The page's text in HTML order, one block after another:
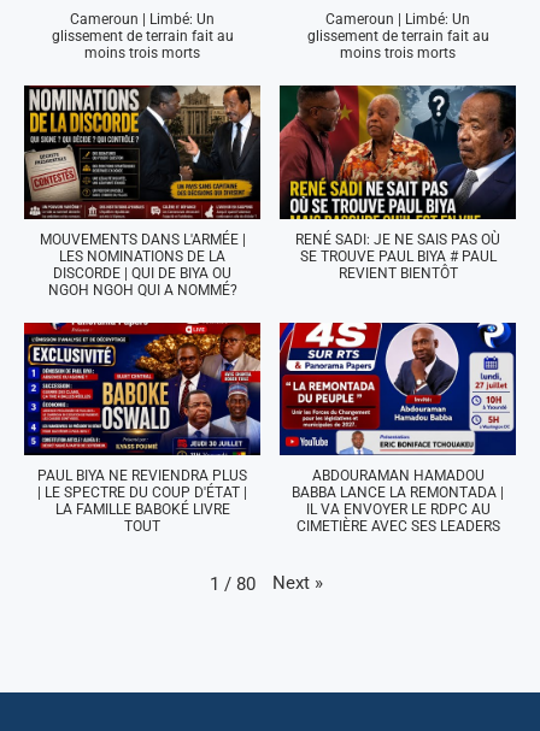
Cameroun | Limbé: Un
glissement de terrain fait au
moins trois morts
Cameroun | Limbé: Un
glissement de terrain fait au
moins trois morts
MOUVEMENTS DANS L'ARMÉE |
LES NOMINATIONS DE LA
DISCORDE | QUI DE BIYA OU
NGOH NGOH QUI A NOMMÉ?
RENÉ SADI: JE NE SAIS PAS OÙ
SE TROUVE PAUL BIYA # PAUL
REVIENT BIENTÔT
PAUL BIYA NE REVIENDRA PLUS
| LE SPECTRE DU COUP D'ÉTAT |
LA FAMILLE BABOKÉ LIVRE
TOUT
ABDOURAMAN HAMADOU
BABBA LANCE LA REMONTADA |
IL VA ENVOYER LE RDPC AU
CIMETIÈRE AVEC SES LEADERS
1 / 80 Next »